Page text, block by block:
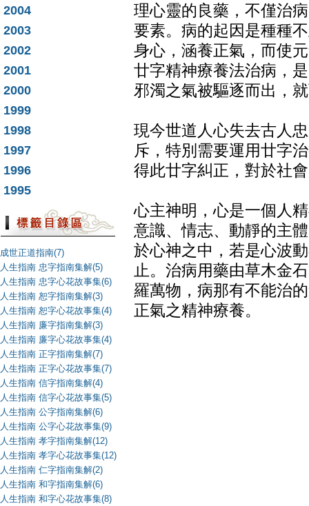
2004
2003
2002
2001
2000
1999
1998
1997
1996
1995
成世正道指南(7)
人生指南 忠字指南集解(5)
人生指南 忠字心花故事集(6)
人生指南 恕字指南集解(3)
人生指南 恕字心花故事集(4)
人生指南 廉字指南集解(3)
人生指南 廉字心花故事集(4)
人生指南 正字指南集解(7)
人生指南 正字心花故事集(7)
人生指南 信字指南集解(4)
人生指南 信字心花故事集(5)
人生指南 公字指南集解(6)
人生指南 公字心花故事集(9)
人生指南 孝字指南集解(12)
人生指南 孝字心花故事集(12)
人生指南 仁字指南集解(2)
人生指南 和字指南集解(6)
人生指南 和字心花故事集(8)
理心靈的良藥，不僅治
要素。病的起因是種種
身心，涵養正氣，而使
廿字精神療養法治病，
邪濁之氣被驅逐而出，
現今世道人心失去古人
斥，特別需要運用廿字
得此廿字糾正，對於社
心主神明，心是一個人
意識、情志、動靜的主
於心神之中，若是心波
止。治病用藥由草木金
羅萬物，病那有不能治
正氣之精神療養。